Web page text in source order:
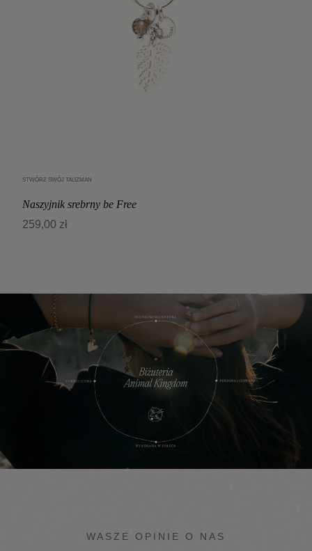
STWÓRZ SWÓJ TALIZMAN
Naszyjnik srebrny be Free
259,00 zł
WASZE OPINIE O NAS